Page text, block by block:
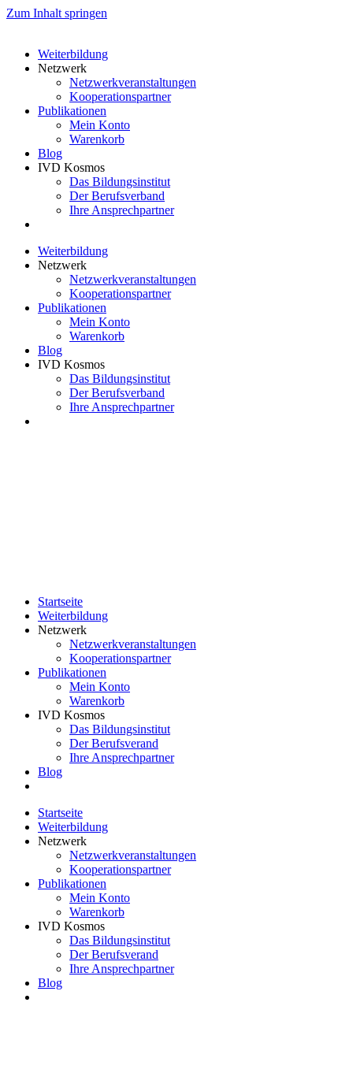
Zum Inhalt springen
Weiterbildung
Netzwerk
Netzwerkveranstaltungen
Kooperationspartner
Publikationen
Mein Konto
Warenkorb
Blog
IVD Kosmos
Das Bildungsinstitut
Der Berufsverband
Ihre Ansprechpartner
Weiterbildung
Netzwerk
Netzwerkveranstaltungen
Kooperationspartner
Publikationen
Mein Konto
Warenkorb
Blog
IVD Kosmos
Das Bildungsinstitut
Der Berufsverband
Ihre Ansprechpartner
Startseite
Weiterbildung
Netzwerk
Netzwerkveranstaltungen
Kooperationspartner
Publikationen
Mein Konto
Warenkorb
IVD Kosmos
Das Bildungsinstitut
Der Berufsverand
Ihre Ansprechpartner
Blog
Startseite
Weiterbildung
Netzwerk
Netzwerkveranstaltungen
Kooperationspartner
Publikationen
Mein Konto
Warenkorb
IVD Kosmos
Das Bildungsinstitut
Der Berufsverand
Ihre Ansprechpartner
Blog